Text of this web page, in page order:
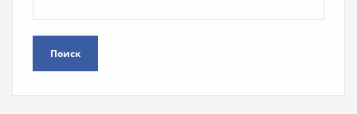
Поиск